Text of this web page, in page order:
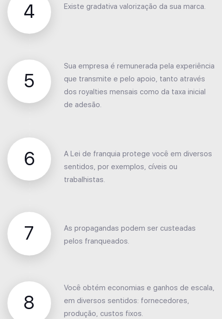
4 Existe gradativa valorização da sua marca.
5
Sua empresa é remunerada pela experiência
que transmite e pelo apoio, tanto através
dos royalties mensais como da taxa inicial
de adesão.
6
A Lei de franquia protege você em diversos
sentidos, por exemplos, cíveis ou
trabalhistas.
7
As propagandas podem ser custeadas
pelos franqueados.
8
Você obtém economias e ganhos de escala,
em diversos sentidos: fornecedores,
produção, custos fixos.